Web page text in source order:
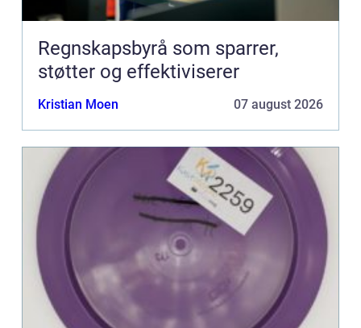
Regnskapsbyrå som sparrer,
støtter og effektiviserer
Kristian Moen 07 august 2026